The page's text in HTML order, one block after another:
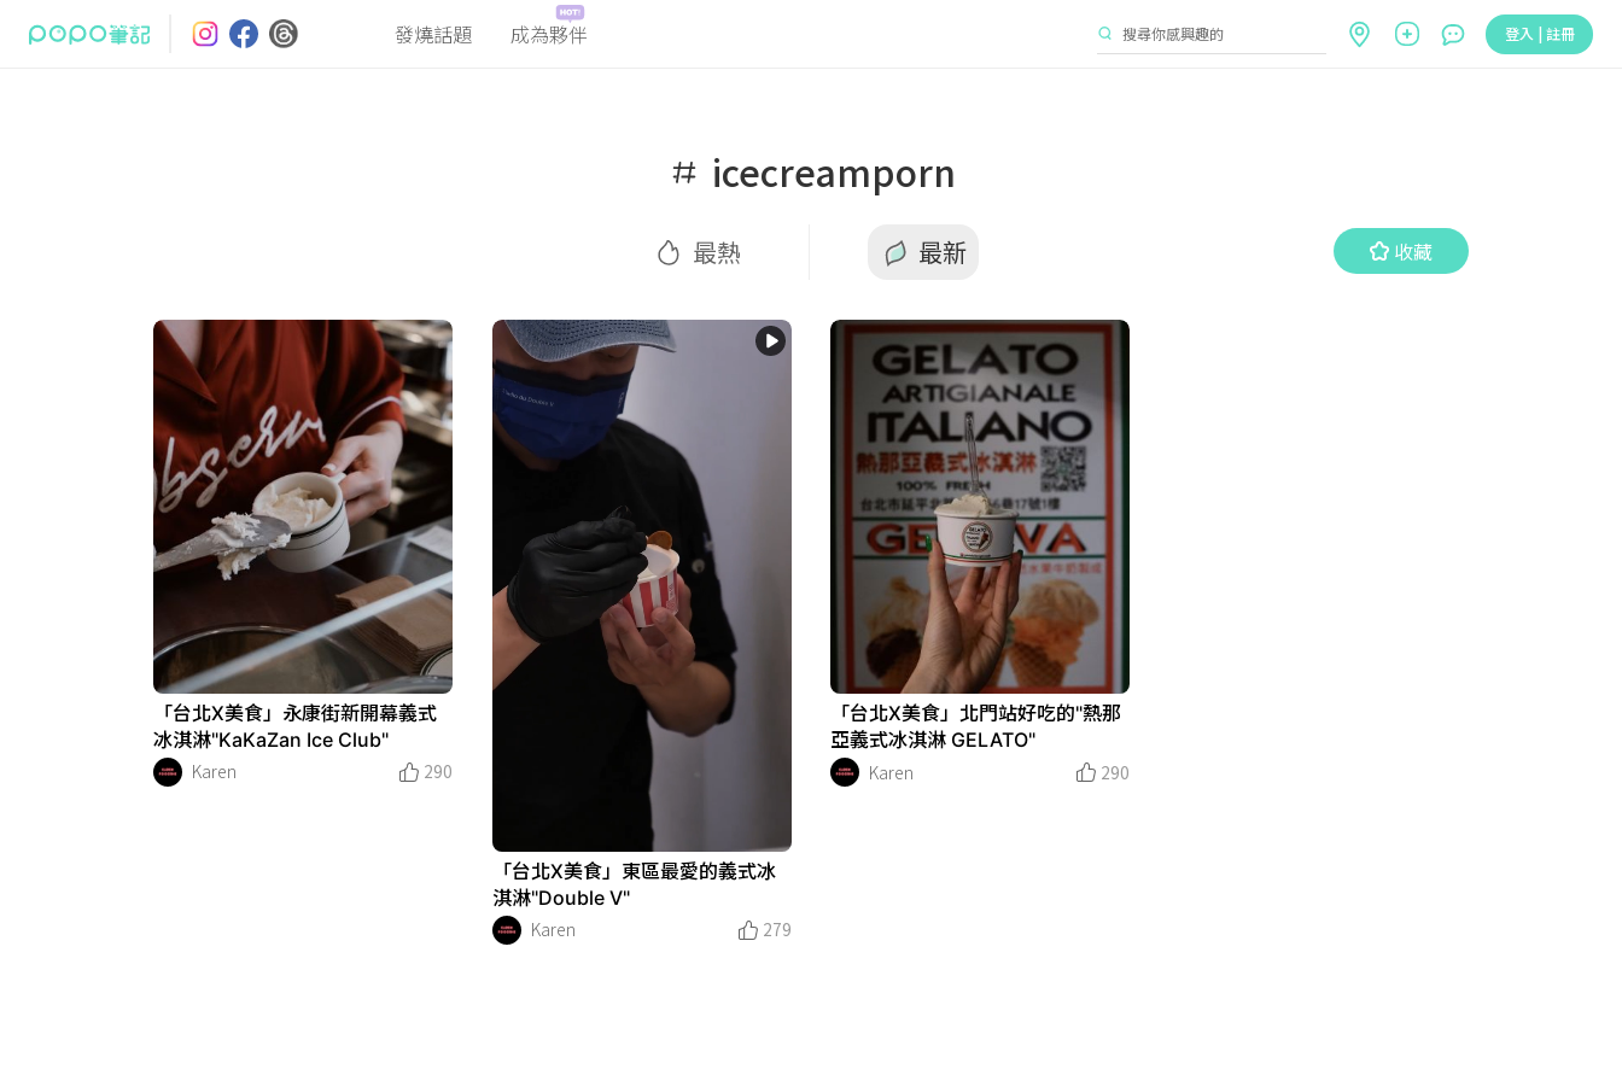
發燒話題 成為夥伴 登入 | 註冊
icecreamporn
最熱 最新 收藏
收藏
「台北X美食」永康街新開幕義式
冰淇淋"KaKaZan Ice Club"
Karen
290
「台北X美食」東區最愛的義式冰
淇淋"Double V"
Karen
279
「台北X美食」北門站好吃的"熱那
亞義式冰淇淋 GELATO"
Karen
290